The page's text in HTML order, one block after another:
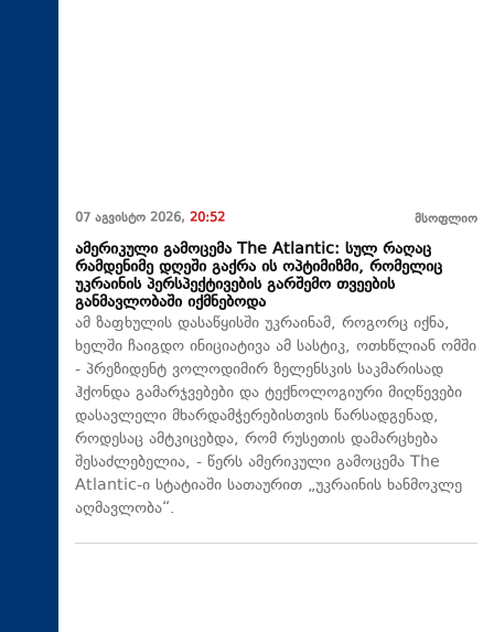
07 აგვისტო 2026, 20:52 მსოფლიო
ამერიკული გამოცემა The Atlantic: სულ რაღაც
რამდენიმე დღეში გაქრა ის ოპტიმიზმი, რომელიც
უკრაინის პერსპექტივების გარშემო თვეების
განმავლობაში იქმნებოდა
ამ ზაფხულის დასაწყისში უკრაინამ, როგორც იქნა,
ხელში ჩაიგდო ინიციატივა ამ სასტიკ, ოთხწლიან ომში
- პრეზიდენტ ვოლოდიმირ ზელენსკის საკმარისად
ჰქონდა გამარჯვებები და ტექნოლოგიური მიღწევები
დასავლელი მხარდამჭერებისთვის წარსადგენად,
როდესაც ამტკიცებდა, რომ რუსეთის დამარცხება
შესაძლებელია, - წერს ამერიკული გამოცემა The
Atlantic-ი სტატიაში სათაურით „უკრაინის ხანმოკლე
აღმავლობა“.